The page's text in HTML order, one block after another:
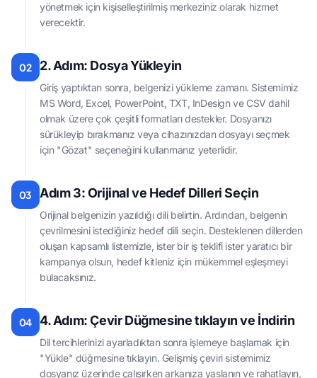
yönetmek için kişiselleştirilmiş merkeziniz olarak hizmet
verecektir.
02 2. Adım: Dosya Yükleyin
Giriş yaptıktan sonra, belgenizi yükleme zamanı. Sistemimiz
MS Word, Excel, PowerPoint, TXT, InDesign ve CSV dahil
olmak üzere çok çeşitli formatları destekler. Dosyanızı
sürükleyip bırakmanız veya cihazınızdan dosyayı seçmek
için "Gözat" seçeneğini kullanmanız yeterlidir.
03 Adım 3: Orijinal ve Hedef Dilleri Seçin
Orijinal belgenizin yazıldığı dili belirtin. Ardından, belgenin
çevrilmesini istediğiniz hedef dili seçin. Desteklenen dillerden
oluşan kapsamlı listemizle, ister bir iş teklifi ister yaratıcı bir
kampanya olsun, hedef kitleniz için mükemmel eşleşmeyi
bulacaksınız.
04 4. Adım: Çevir Düğmesine tıklayın ve İndirin
Dil tercihlerinizi ayarladıktan sonra işlemeye başlamak için
"Yükle" düğmesine tıklayın. Gelişmiş çeviri sistemimiz
dosyanız üzerinde çalışırken arkanıza yaslanın ve rahatlayın,